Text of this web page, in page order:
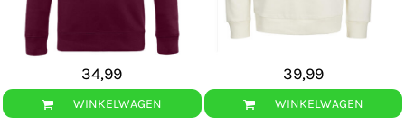
34,99
WINKELWAGEN
39,99
WINKELWAGEN